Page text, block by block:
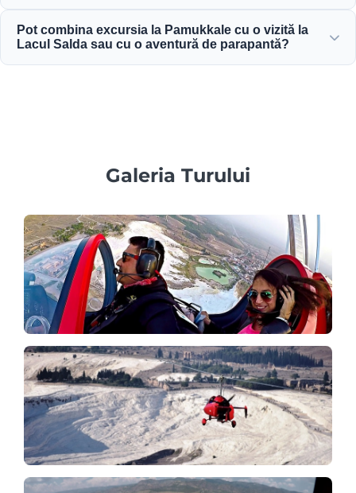
pe travertinele albe. Poartă încălțăminte confortabilă de
mers pe jos pentru Hierapolis și adu cu tine costum de
Pot combina excursia la Pamukkale cu o vizită la
Lacul Salda sau cu o aventură de parapantă?
Galeria Turului